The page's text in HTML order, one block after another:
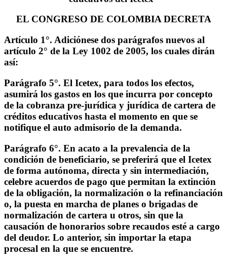
EL CONGRESO DE COLOMBIA DECRETA
Artículo 1°. Adiciónese dos parágrafos nuevos al
artículo 2° de la Ley 1002 de 2005, los cuales dirán
así:
Parágrafo 5°. El Icetex, para todos los efectos,
asumirá los gastos en los que incurra por concepto
de la cobranza pre-jurídica y jurídica de cartera de
créditos educativos hasta el momento en que se
notifique el auto admisorio de la demanda.
Parágrafo 6°. En acato a la prevalencia de la
condición de beneficiario, se preferirá que el Icetex
de forma autónoma, directa y sin intermediación,
celebre acuerdos de pago que permitan la extinción
de la obligación, la normalización o la refinanciación
o, la puesta en marcha de planes o brigadas de
normalización de cartera u otros, sin que la
causación de honorarios sobre recaudos esté a cargo
del deudor. Lo anterior, sin importar la etapa
procesal en la que se encuentre.